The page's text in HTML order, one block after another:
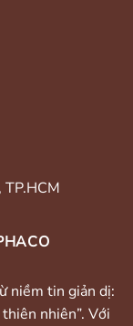
niềm tin giản dị:
nhiên”. Với